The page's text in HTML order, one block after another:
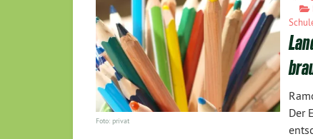
Foto: privat
Der